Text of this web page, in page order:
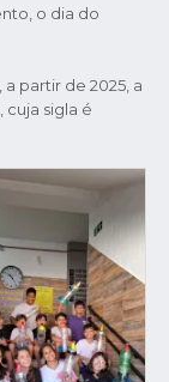
o dia do
partir de 2025, a
cuja sigla é